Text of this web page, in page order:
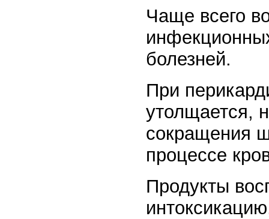
Чаще всего
болезней.
При
утолщается,
сокращения
процессе
Продукты